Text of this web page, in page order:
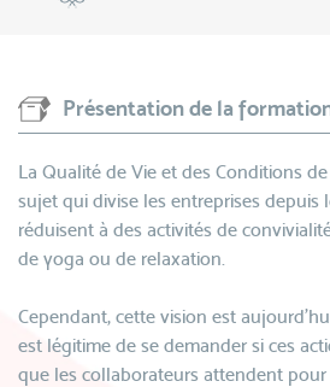
Présentation de la
La Qualité de Vie et des Conditions
sujet qui divise les entreprises depuis
réduisent à des activités de
de yoga ou de relaxation.
Cependant, cette vision est
est légitime de se demander si ces
que les collaborateurs attendent